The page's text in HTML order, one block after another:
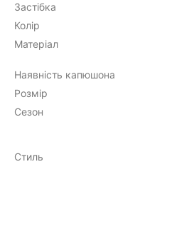
Застібка
Колір
Матеріал
Наявність капюшона
Розмір
Сезон
Стиль